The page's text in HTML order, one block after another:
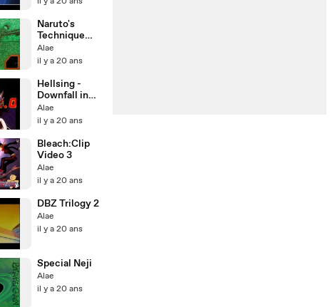
Naruto's
Technique
Beat
Alae
il y a 20 ans
Hellsing -
Downfall in
the Darkness
Alae
il y a 20 ans
Bleach:Clip
Video 3
Alae
il y a 20 ans
DBZ Trilogy 2
Alae
il y a 20 ans
Special Neji
Alae
il y a 20 ans